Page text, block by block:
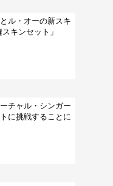
ル・オーの新スキ
キンセット」
チャル・シンガー
に挑戦することに